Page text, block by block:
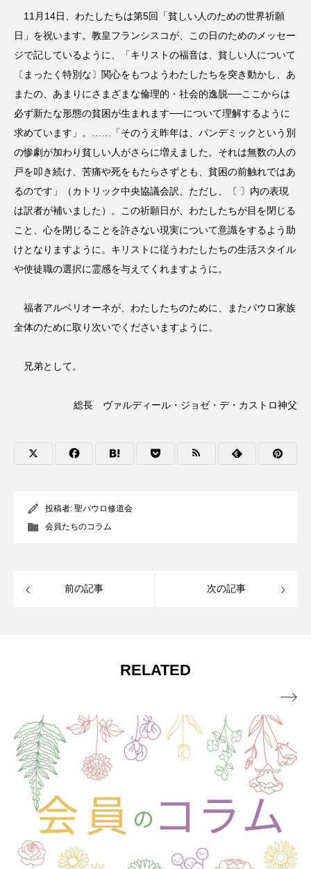
11月14日、わたしたちは第5回「貧しい人のための世界祈願
日」を祝います。教皇フランシスコが、この日のためのメッセー
ジで記しているように、「キリストの福音は、貧しい人について
〔まったく特別な〕関心をもつようわたしたちを突き動かし、あ
またの、あまりにさまざまな倫理的・社会的逸脱──ここからは
必ず新たな形態の貧困が生まれます──について理解するように
求めています」。……「そのうえ昨年は、パンデミックという別
の惨劇が加わり貧しい人がさらに増えました。それは無数の人の
戸を叩き続け、苦痛や死をもたらさずとも、貧困の前触れではあ
るのです」（カトリック中央協議会訳、ただし、〔 〕内の表現
は訳者が補いました）。この祈願日が、わたしたちが目を閉じる
こと、心を閉じることを許さない現実について意識をするよう助
けとなりますように。キリストに従うわたしたちの生活スタイル
や使徒職の選択に霊感を与えてくれますように。
福者アルベリオーネが、わたしたちのために、またパウロ家族
全体のために取り次いでくださいますように。
兄弟として。
総長 ヴァルディール・ジョゼ・デ・カストロ神父
投稿者: 聖パウロ修道会
会員たちのコラム
前の記事 次の記事
RELATED
